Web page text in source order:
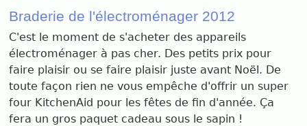
Braderie de l'électroménager 2012
C'est le moment de s'acheter des appareils
électroménager à pas cher. Des petits prix pour
faire plaisir ou se faire plaisir juste avant Noël. De
toute façon rien ne vous empêche d'offrir un super
four KitchenAid pour les fêtes de fin d'année. Ça
fera un gros paquet cadeau sous le sapin !